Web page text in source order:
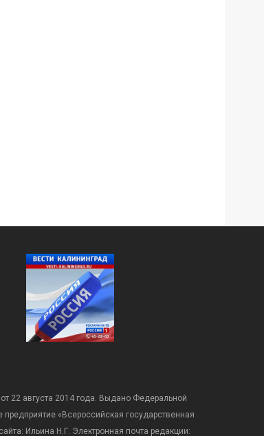
22 августа 2014 года. Выдано Федеральной
«Всероссийская государственная
Ильина Н.Г. Электронная почта редакции: